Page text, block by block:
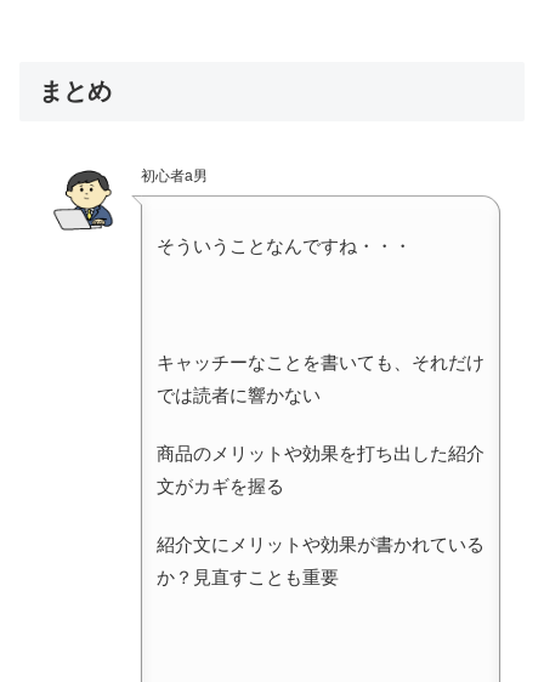
まとめ
初心者a男
そういうことなんですね・・・
キャッチーなことを書いても、それだけ
では読者に響かない
商品のメリットや効果を打ち出した紹介
文がカギを握る
紹介文にメリットや効果が書かれている
か？見直すことも重要